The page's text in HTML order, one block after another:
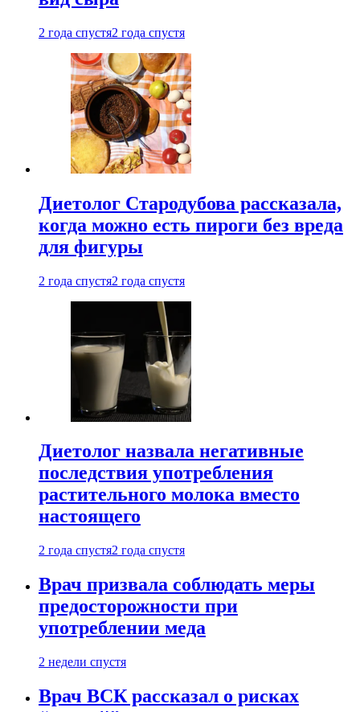
2 года спустя2 года спустя
Диетолог Стародубова рассказала,
когда можно есть пироги без вреда
для фигуры
2 года спустя2 года спустя
Диетолог назвала негативные
последствия употребления
растительного молока вместо
настоящего
2 года спустя2 года спустя
Врач призвала соблюдать меры
предосторожности при
употреблении меда
2 недели спустя
Врач ВСК рассказал о рисках